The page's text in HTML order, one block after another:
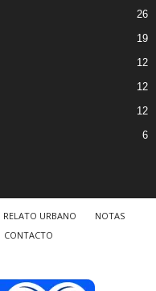
26
19
12
12
12
6
RELATO URBANO
NOTAS
CONTACTO